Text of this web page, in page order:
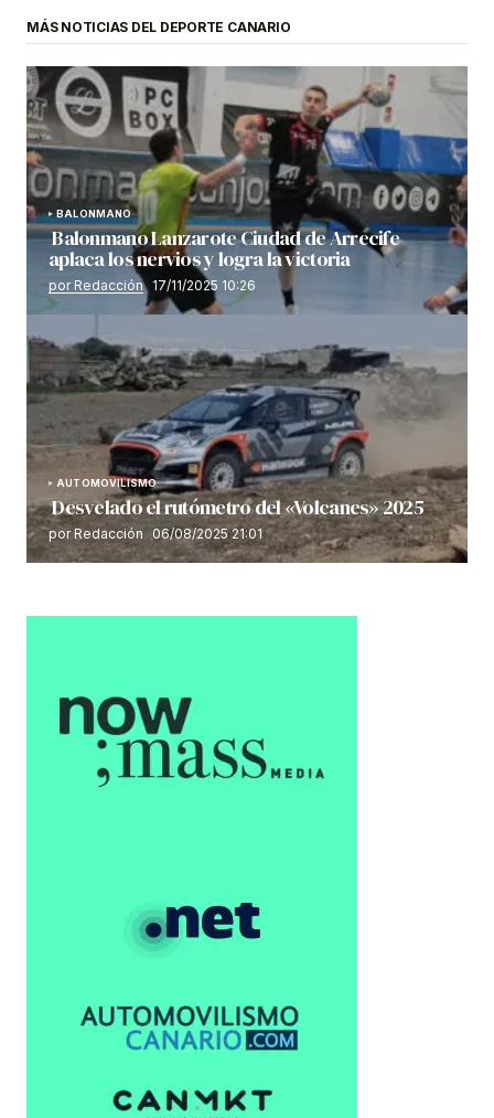
MÁS NOTICIAS DEL DEPORTE CANARIO
BALONMANO
Balonmano Lanzarote Ciudad de Arrecife
aplaca los nervios y logra la victoria
por Redacción 17/11/2025 10:26
AUTOMOVILISMO
Desvelado el rutómetro del «Volcanes» 2025
por Redacción 06/08/2025 21:01